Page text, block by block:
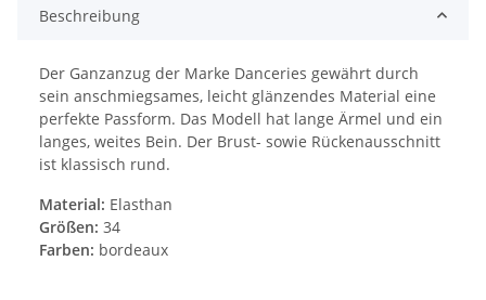
Beschreibung
Der Ganzanzug der Marke Danceries gewährt durch
sein anschmiegsames, leicht glänzendes Material eine
perfekte Passform. Das Modell hat lange Ärmel und ein
langes, weites Bein. Der Brust- sowie Rückenausschnitt
ist klassisch rund.
Material: Elasthan
Größen: 34
Farben: bordeaux